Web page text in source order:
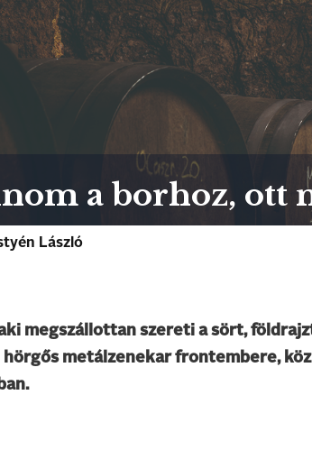
a borhoz, ott
László
megszállottan szereti a sört,
metálzenekar frontembere,